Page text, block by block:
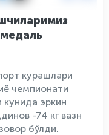
курашлари
чемпионати
кунида эркин
-74 кг вазн
бўлди.